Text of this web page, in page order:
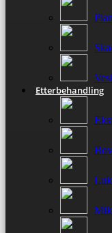
Etterbehandling